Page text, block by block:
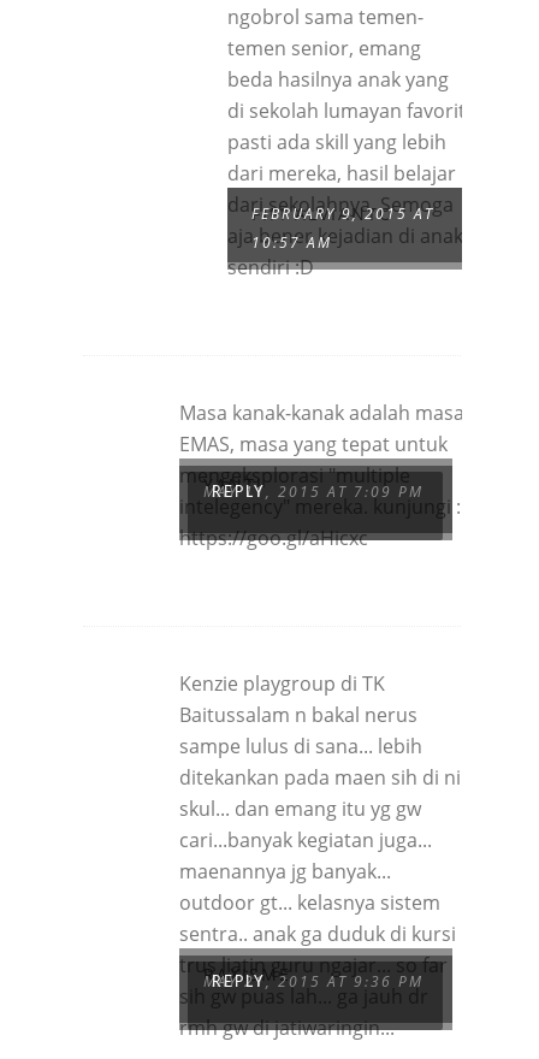
FIFI ALVIANTO
FEBRUARY 9, 2015 AT
10:57 AM
ngobrol sama temen-
temen senior, emang
beda hasilnya anak yang
di sekolah lumayan favorit
pasti ada skill yang lebih
dari mereka, hasil belajar
dari sekolahnya. Semoga
aja bener kejadian di anak
sendiri :D
YANTI
MAY 11, 2015 AT 7:09 PM
Masa kanak-kanak adalah masa
EMAS, masa yang tepat untuk
mengeksplorasi "multiple
intelegency" mereka. kunjungi :
https://goo.gl/aHicxc
REPLY
RAXISME
MAY 21, 2015 AT 9:36 PM
Kenzie playgroup di TK
Baitussalam n bakal nerus
sampe lulus di sana... lebih
ditekankan pada maen sih di ni
skul... dan emang itu yg gw
cari...banyak kegiatan juga...
maenannya jg banyak...
outdoor gt... kelasnya sistem
sentra.. anak ga duduk di kursi
trus liatin guru ngajar... so far
sih gw puas lah... ga jauh dr
rmh gw di jatiwaringin...
REPLY